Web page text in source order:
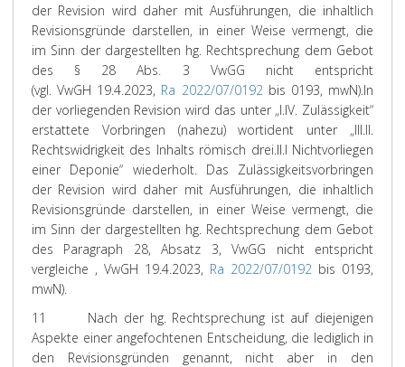
der Revision wird daher mit Ausführungen, die inhaltlich
Revisionsgründe darstellen, in einer Weise vermengt, die
im Sinn der dargestellten hg. Rechtsprechung dem Gebot
des § 28 Abs. 3 VwGG nicht entspricht
(vgl. VwGH 19.4.2023, Ra 2022/07/0192bis 0193, mwN).In
der vorliegenden Revision wird das unter „I.IV. Zulässigkeit“
erstattete Vorbringen (nahezu) wortident unter „III.II.
Rechtswidrigkeit des Inhalts römisch drei.II.I Nichtvorliegen
einer Deponie“ wiederholt. Das Zulässigkeitsvorbringen
der Revision wird daher mit Ausführungen, die inhaltlich
Revisionsgründe darstellen, in einer Weise vermengt, die
im Sinn der dargestellten hg. Rechtsprechung dem Gebot
des Paragraph 28, Absatz 3, VwGG nicht entspricht
vergleiche , VwGH 19.4.2023, Ra 2022/07/0192 bis 0193,
mwN).
11 Nach der hg. Rechtsprechung ist auf diejenigen
Aspekte einer angefochtenen Entscheidung, die lediglich in
den Revisionsgründen genannt, nicht aber in den